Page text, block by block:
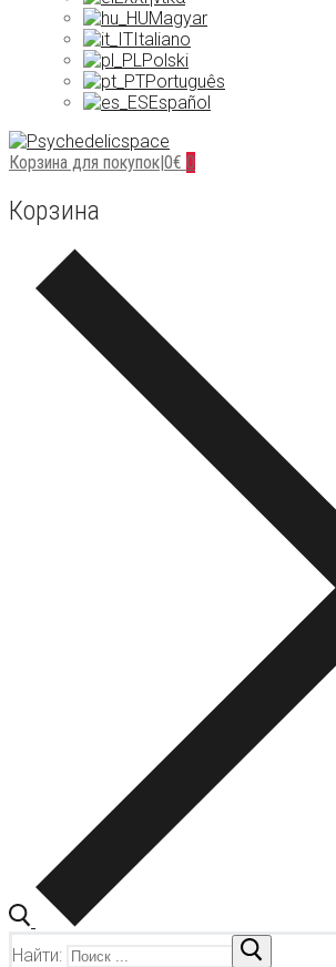
Magyar
Italiano
Polski
Português
Español
Корзина для покупок|0€ 0
Корзина
Найти: